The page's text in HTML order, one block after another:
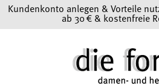
Zum Hauptinhalt springen
Kundenkonto anlegen & Vorteile
ab 30 € & kostenfreie